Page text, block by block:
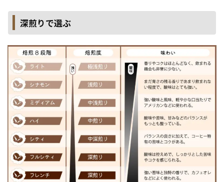
深煎りで選ぶ